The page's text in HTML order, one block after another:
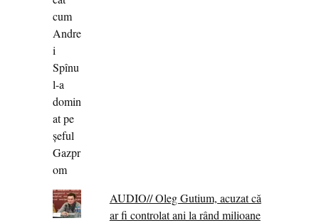
AUDIO// Oleg Gutium, acuzat că
ar fi controlat ani la rând milioane